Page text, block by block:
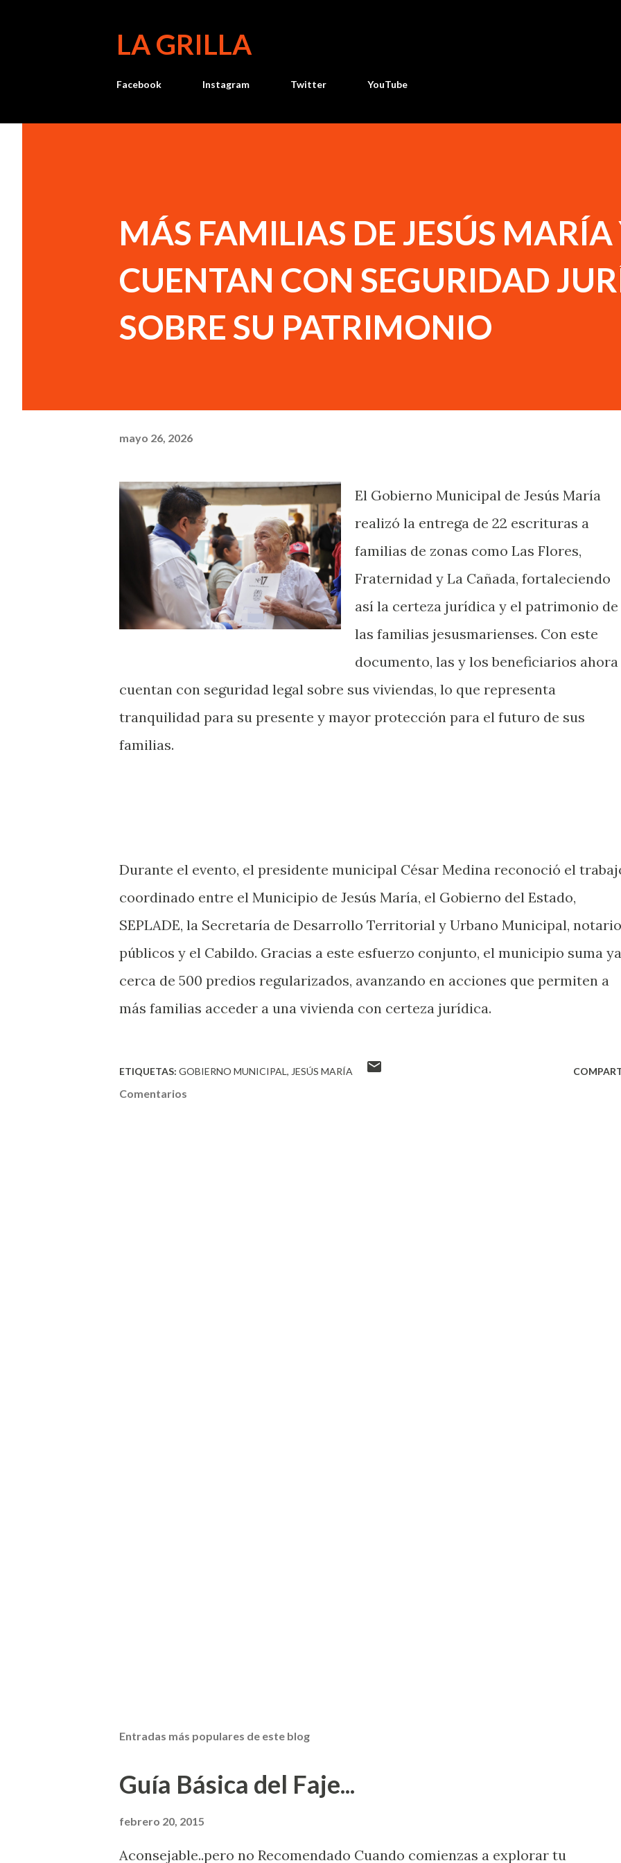
LA GRILLA
Facebook Instagram Twitter YouTube
MÁS FAMILIAS DE JESÚS MARÍA
CUENTAN CON SEGURIDAD
SOBRE SU PATRIMONIO
mayo 26, 2026
El Gobierno Municipal de Jesús María
realizó la entrega de 22 escrituras a
familias de zonas como Las Flores,
Fraternidad y La Cañada, fortaleciendo
así la certeza jurídica y el patrimonio de
las familias jesusmarienses. Con este
documento, las y los beneficiarios ahora
cuentan con seguridad legal sobre sus viviendas, lo que representa
tranquilidad para su presente y mayor protección para el futuro de sus
familias.
Durante el evento, el presidente municipal César Medina reconoció el
coordinado entre el Municipio de Jesús María, el Gobierno del Estado,
SEPLADE, la Secretaría de Desarrollo Territorial y Urbano Municipal,
públicos y el Cabildo. Gracias a este esfuerzo conjunto, el municipio suma ya
cerca de 500 predios regularizados, avanzando en acciones que permiten a
más familias acceder a una vivienda con certeza jurídica.
ETIQUETAS: GOBIERNO MUNICIPAL JESÚS MARÍA
Comentarios
Entradas más populares de este blog
Guía Básica del Faje...
febrero 20, 2015
Aconsejable..pero no Recomendado Cuando comienzas a explorar tu